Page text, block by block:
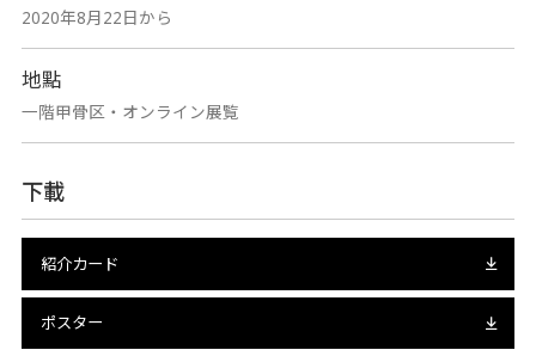
2020年8月22日から
地點
一階甲骨区‧オンライン展覧
下載
紹介カード
ポスター